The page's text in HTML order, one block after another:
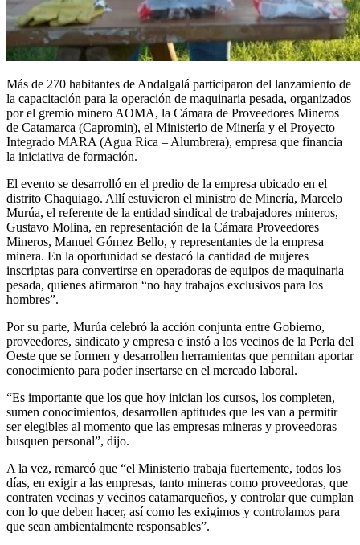
Más de 270 habitantes de Andalgalá participaron del lanzamiento de
la capacitación para la operación de maquinaria pesada, organizados
por el gremio minero AOMA, la Cámara de Proveedores Mineros
de Catamarca (Capromin), el Ministerio de Minería y el Proyecto
Integrado MARA (Agua Rica – Alumbrera), empresa que financia
la iniciativa de formación.
El evento se desarrolló en el predio de la empresa ubicado en el
distrito Chaquiago. Allí estuvieron el ministro de Minería, Marcelo
Murúa, el referente de la entidad sindical de trabajadores mineros,
Gustavo Molina, en representación de la Cámara Proveedores
Mineros, Manuel Gómez Bello, y representantes de la empresa
minera. En la oportunidad se destacó la cantidad de mujeres
inscriptas para convertirse en operadoras de equipos de maquinaria
pesada, quienes afirmaron “no hay trabajos exclusivos para los
hombres”.
Por su parte, Murúa celebró la acción conjunta entre Gobierno,
proveedores, sindicato y empresa e instó a los vecinos de la Perla del
Oeste que se formen y desarrollen herramientas que permitan aportar
conocimiento para poder insertarse en el mercado laboral.
“Es importante que los que hoy inician los cursos, los completen,
sumen conocimientos, desarrollen aptitudes que les van a permitir
ser elegibles al momento que las empresas mineras y proveedoras
busquen personal”, dijo.
A la vez, remarcó que “el Ministerio trabaja fuertemente, todos los
días, en exigir a las empresas, tanto mineras como proveedoras, que
contraten vecinas y vecinos catamarqueños, y controlar que cumplan
con lo que deben hacer, así como les exigimos y controlamos para
que sean ambientalmente responsables”.